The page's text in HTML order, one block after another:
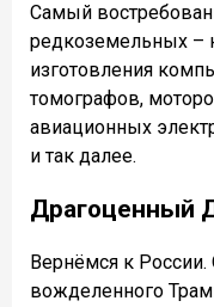
Самый
редкоземельных –
изготовления
томографов,
авиационных
и так далее.
Драгоценный
Вернёмся к
вожделенного